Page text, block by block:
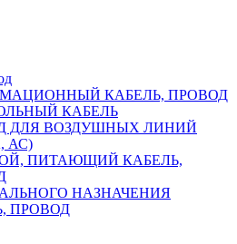
КАБЕЛЬ, ПРОВОД
КАБЕЛЬ
ДЛЯ ВОЗДУШНЫХ ЛИНИЙ
АС)
ПИТАЮЩИЙ КАБЕЛЬ,
НАЗНАЧЕНИЯ
ПРОВОД